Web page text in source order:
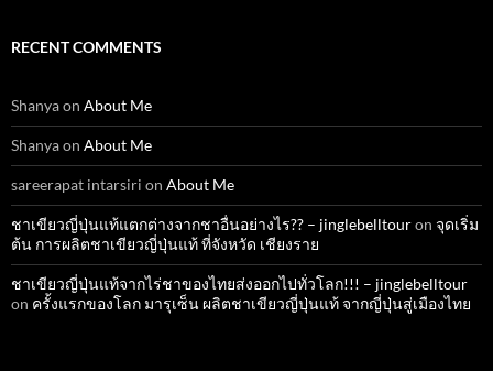
RECENT COMMENTS
Shanyaon About Me
Shanyaon About Me
sareerapat intarsiri on About Me
ชาเขียวญี่ปุ่นแท้แตกต่างจากชาอื่นอย่างไร?? – jinglebelltouron จุดเริ่ม
ต้น การผลิตชาเขียวญี่ปุ่นแท้ ที่จังหวัด เชียงราย
ชาเขียวญี่ปุ่นแท้จากไร่ชาของไทยส่งออกไปทั่วโลก!!! – jinglebelltour
on ครั้งแรกของโลก มารุเซ็น ผลิตชาเขียวญี่ปุ่นแท้ จากญี่ปุ่นสู่เมืองไทย